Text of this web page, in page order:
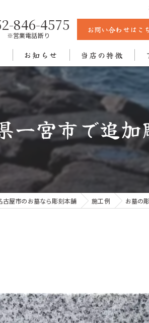
846-4575
※営業電話断り
お問い合わせはこ
お知らせ 当店の特徴
彫刻
戒名
法名
色入れ
一宮市で追加
古屋市のお墓なら彫刻本舗 施工例 お墓の